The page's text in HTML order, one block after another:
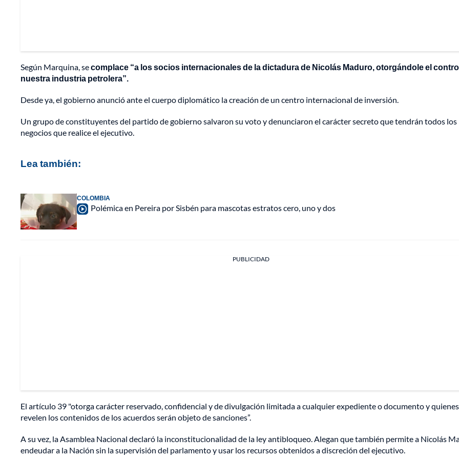
Según Marquina, secomplace “a los socios internacionales de la dictadura de Nicolás Maduro, otorgándole el
nuestra industria petrolera”.
Desde ya, el gobierno anunció ante el cuerpo diplomático la creación de un centro internacional de inversión.
Un grupo de constituyentes del partido de gobierno salvaron su voto y denunciaron el carácter secreto que tendrán todos los
negocios que realice el ejecutivo.
Lea también:
COLOMBIA
Polémica en Pereira por Sisbén para mascotas estratos cero, uno y dos
PUBLICIDAD
El artículo 39 "otorga carácter reservado, confidencial y de divulgación limitada a cualquier expediente o documento y quienes
revelen los contenidos de los acuerdos serán objeto de sanciones”.
A su vez, la Asamblea Nacional declaró la inconstitucionalidad de la ley antibloqueo. Alegan que también permite a Nicolás
endeudar a la Nación sin la supervisión del parlamento y usar los recursos obtenidos a discreción del ejecutivo.